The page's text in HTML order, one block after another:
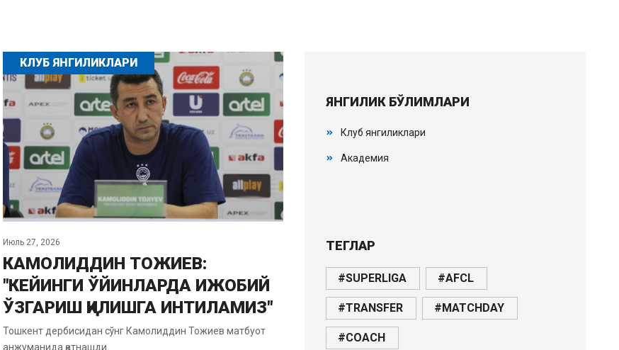
КЛУБ ЯНГИЛИКЛАРИ
Июль 27, 2026
КАМОЛИДДИН ТОЖИЕВ:
"КЕЙИНГИ ЎЙИНЛАРДА ИЖОБИЙ
ЎЗГАРИШ ҚИЛИШГА ИНТИЛАМИЗ"
Тошкент дербисидан сўнг Камолиддин Тожиев матбуот
анжуманида қатнашди.
ЯНГИЛИК БЎЛИМЛАРИ
Клуб янгиликлари
Академия
ТЕГЛАР
#SUPERLIGA #AFCL
#TRANSFER #MATCHDAY
#COACH